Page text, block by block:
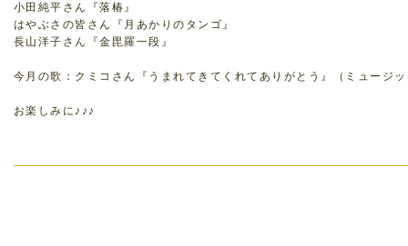
小田純平さん『落椿』
はやぶさの皆さん『月あかりのタンゴ』
長山洋子さん『金毘羅一段』
今月の歌：クミコさん『うまれてきてくれてありがとう』（ミュージ
お楽しみに♪♪♪